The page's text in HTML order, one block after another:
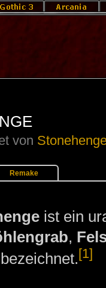
von
Remake
ist ein
,
[1]